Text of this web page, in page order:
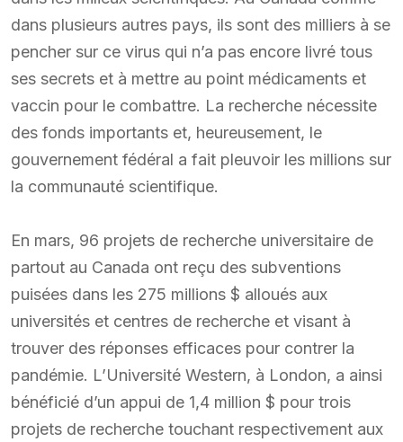
dans plusieurs autres pays, ils sont des milliers à se
pencher sur ce virus qui n’a pas encore livré tous
ses secrets et à mettre au point médicaments et
vaccin pour le combattre. La recherche nécessite
des fonds importants et, heureusement, le
gouvernement fédéral a fait pleuvoir les millions sur
la communauté scientifique.
En mars, 96 projets de recherche universitaire de
partout au Canada ont reçu des subventions
puisées dans les 275 millions $ alloués aux
universités et centres de recherche et visant à
trouver des réponses efficaces pour contrer la
pandémie. L’Université Western, à London, a ainsi
bénéficié d’un appui de 1,4 million $ pour trois
projets de recherche touchant respectivement aux